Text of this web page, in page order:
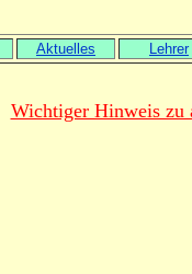
Aktuelles Lehrer
Wichtiger Hinweis zu